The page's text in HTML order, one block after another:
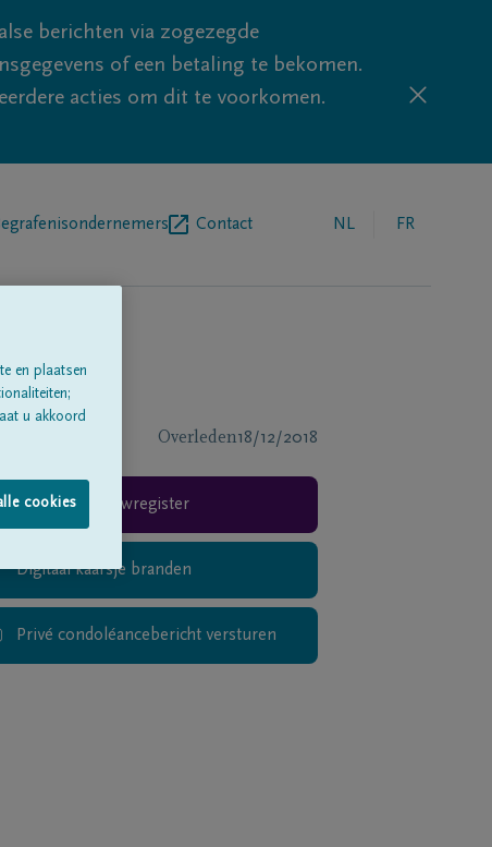
berichten via zogezegde
of een betaling te bekomen.
acties om dit te voorkomen.
Contact NL FR
Overleden18/12/2018
Rouwregister
Digitaal kaarsje branden
Privé condoléancebericht versturen
en plaatsen
u akkoord
cookies